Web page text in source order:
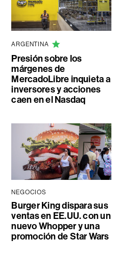
ARGENTINA
Presión sobre los
márgenes de
MercadoLibre inquieta a
inversores y acciones
caen en el Nasdaq
NEGOCIOS
Burger King dispara sus
ventas en EE.UU. con un
nuevo Whopper y una
promoción de Star Wars